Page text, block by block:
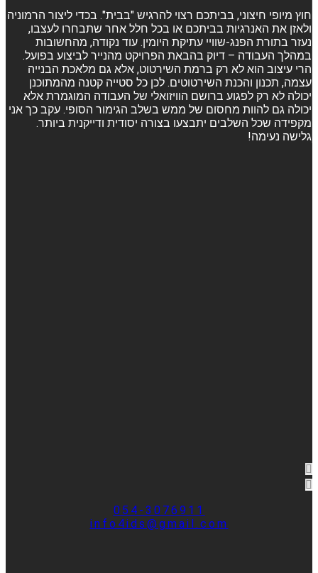
חוץ מיופי חיצוני, בביתכם רצוי להרגיש "בבית". בכדי ליצור הרמוניה
ולאזן את האנרגיות בביתכם או בכל חלל אחר שתבחרו לעצבו,
נעזר בתורת הפנג-שוויי עתיקת היומין. עוד נקודה, מהחשובות
במהלך העבודה – דיוק בהבאת הפרויקט מהנייר לביצוע בפועל.
הרי עיצוב הוא לא רק ברמת השירטוט, אלא גם מלאכת הבנייה
עצמה, תכנון והכנת השירטוטים. לכן כל סטייה קטנה מהמתוכנן
יכולה לא רק לפגוע ברושם הוויזואלי של העבודה המוגמרת אלא
יכולה גם להוות מחסום של ממש בשלב הגימור הסופי. עקב כך אני
מקפידה שכל השלבים יתבצעו בצורה יסודית ודייקנית ביותר.
גלישה נעימה!
054-3076911
info4ids@gmail.com